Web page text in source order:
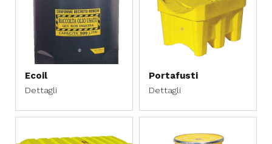
Ecoil
Dettagli
Portafusti
Dettagli